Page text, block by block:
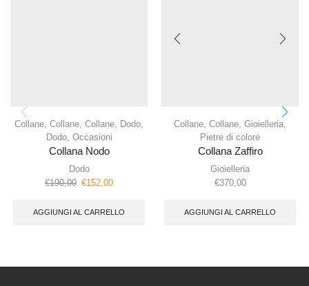
Collane, Collane, Collane, Dodo,
Dodo, Occasioni
Collana Nodo
Dodo
€190,00 €152,00
AGGIUNGI AL CARRELLO
Collane, Collane, Gioielleria,
Pietre di colore
Collana Zaffiro
Gioielleria
€370,00
AGGIUNGI AL CARRELLO